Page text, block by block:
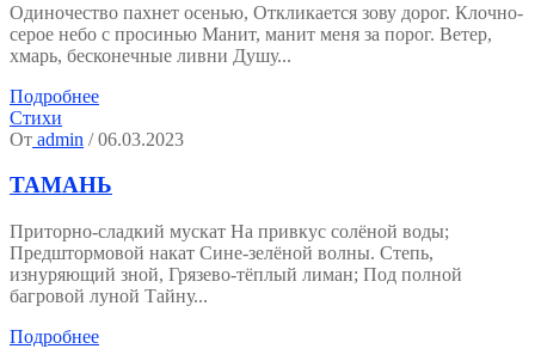
Одиночество пахнет осенью, Откликается зову дорог. Клочно-
серое небо с просинью Манит, манит меня за порог. Ветер,
хмарь, бесконечные ливни Душу...
Подробнее
Стихи
От admin / 06.03.2023
ТАМАНЬ
Приторно-сладкий мускат На привкус солёной воды;
Предштормовой накат Сине-зелёной волны. Степь,
изнуряющий зной, Грязево-тёплый лиман; Под полной
багровой луной Тайну...
Подробнее